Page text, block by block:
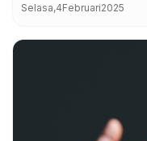
Selasa,4Februari2025